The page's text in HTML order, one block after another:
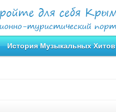
История Музыкальных Хитов